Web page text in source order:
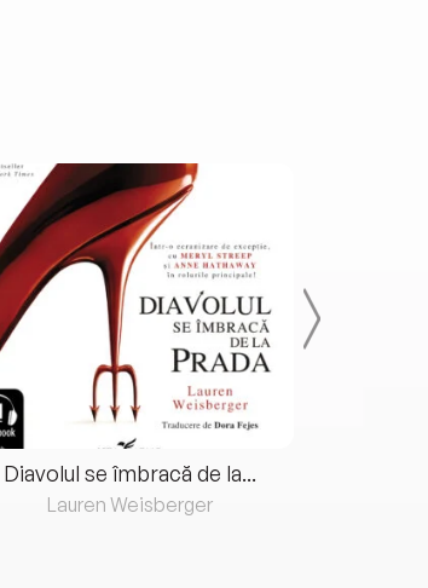
Diavolul se îmbracă de la...
Lauren Weisberger